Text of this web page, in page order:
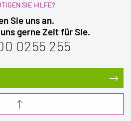
SIE HILFE?
Sie uns an.
gerne Zeit für Sie.
0255 255